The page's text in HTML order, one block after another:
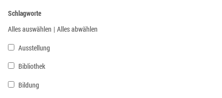
Schlagworte
Alles auswählen | Alles abwählen
Ausstellung
Bibliothek
Bildung